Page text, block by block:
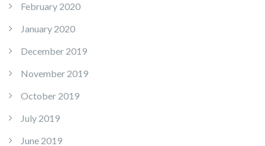
February 2020
January 2020
December 2019
November 2019
October 2019
July 2019
June 2019